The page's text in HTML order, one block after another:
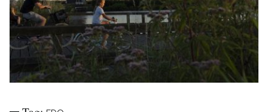
PODCAST
NEWSLETTER